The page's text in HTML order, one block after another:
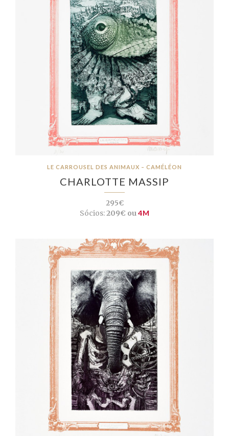
LE CARROUSEL DES ANIMAUX – CAMÉLÉON
CHARLOTTE MASSIP
295€
Sócios:209€ ou4M